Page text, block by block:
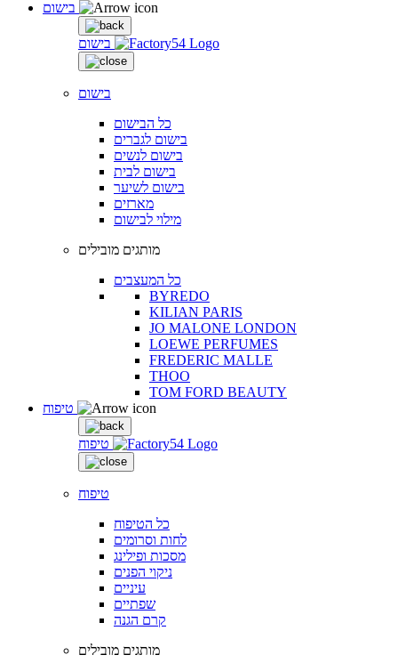
בישום
בישום
כל הבישום
בישום לגברים
בישום לנשים
בישום לבית
בישום לשיער
מארזים
מילוי לבישום
מותגים מובילים
כל המעצבים
BYREDO
KILIAN PARIS
JO MALONE LONDON
LOEWE PERFUMES
FREDERIC MALLE
THOO
TOM FORD BEAUTY
טיפוח
טיפוח
כל הטיפוח
לחות וסרומים
מסכות ופילינג
ניקוי הפנים
עיניים
שפתיים
קרם הגנה
מותגים מובילים